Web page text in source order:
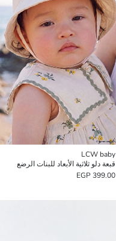
LCW baby
قبعة دلو ثلاثية الأبعاد للبنات الرضع
399.00 EGP